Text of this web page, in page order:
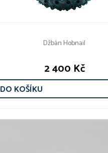
Džbán Hobnail
2 400 Kč
DO KOŠÍKU